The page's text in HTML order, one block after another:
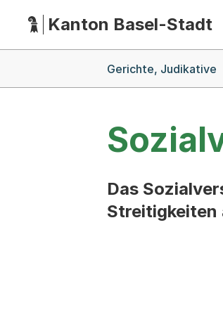
HauptnavigationKanton Basel-Stadt
Gerichte, Judikative
Das
Streitigkeiten